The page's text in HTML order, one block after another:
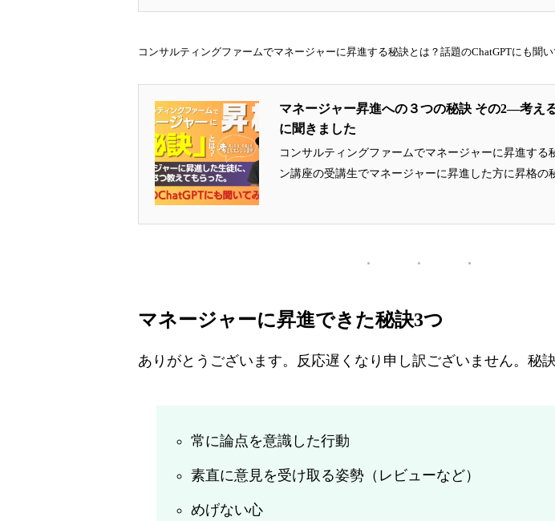
コンサルティングファームでマネージャーに昇進する秘訣とは？話題のChatGPTにも聞い
マネージャー昇進への３つの秘訣 その2—考え
に聞きました
コンサルティングファームでマネージャーに昇進する
ン講座の受講生でマネージャーに昇進した方に昇格の
マネージャーに昇進できた秘訣3つ
ありがとうございます。反応遅くなり申し訳ございません。秘訣
常に論点を意識した行動
素直に意見を受け取る姿勢（レビューなど）
めげない心